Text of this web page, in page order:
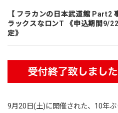
【 フラカンの日本武道館 Part2
ラックスなロンT 《申込期間9/
定》
9月20日(土)に開催された、10年ぶ